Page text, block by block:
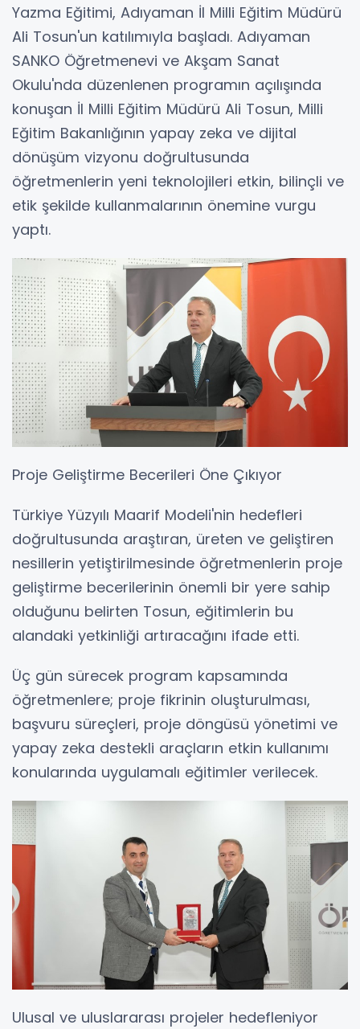
Yazma Eğitimi, Adıyaman İl Milli Eğitim Müdürü
Ali Tosun'un katılımıyla başladı. Adıyaman
SANKO Öğretmenevi ve Akşam Sanat
Okulu'nda düzenlenen programın açılışında
konuşan İl Milli Eğitim Müdürü Ali Tosun, Milli
Eğitim Bakanlığının yapay zeka ve dijital
dönüşüm vizyonu doğrultusunda
öğretmenlerin yeni teknolojileri etkin, bilinçli ve
etik şekilde kullanmalarının önemine vurgu
yaptı.
Proje Geliştirme Becerileri Öne Çıkıyor
Türkiye Yüzyılı Maarif Modeli'nin hedefleri
doğrultusunda araştıran, üreten ve geliştiren
nesillerin yetiştirilmesinde öğretmenlerin proje
geliştirme becerilerinin önemli bir yere sahip
olduğunu belirten Tosun, eğitimlerin bu
alandaki yetkinliği artıracağını ifade etti.
Üç gün sürecek program kapsamında
öğretmenlere; proje fikrinin oluşturulması,
başvuru süreçleri, proje döngüsü yönetimi ve
yapay zeka destekli araçların etkin kullanımı
konularında uygulamalı eğitimler verilecek.
Ulusal ve uluslararası projeler hedefleniyor